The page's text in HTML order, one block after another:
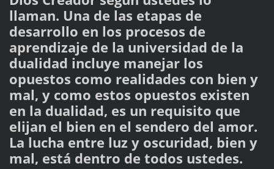
llaman. Una de las etapas de
desarrollo en los procesos de
aprendizaje de la universidad de la
dualidad incluye manejar los
opuestos como realidades con bien y
mal, y como estos opuestos existen
en la dualidad, es un requisito que
elijan el bien en el sendero del amor.
La lucha entre luz y oscuridad, bien y
mal, está dentro de todos ustedes.